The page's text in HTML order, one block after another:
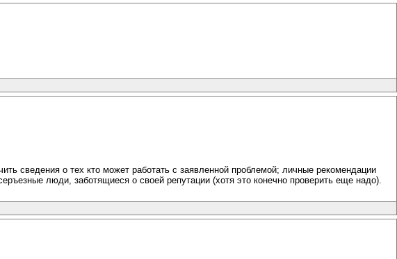
сведения о тех кто может работать с заявленной проблемой; личные рекомендации
люди, заботящиеся о своей репутации (хотя это конечно проверить еще надо).